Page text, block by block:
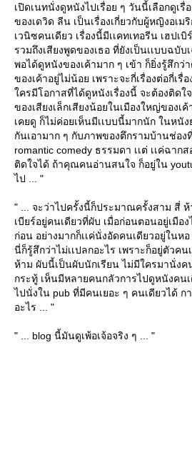
เปิดเนทนั่งดูหนังไปเรื่อย ๆ วันนี้เลือกดูเรื่
ของเดวิด ลีน เป็นเรื่องเกี่ยวกับผู้หญิงอเม
เวนิซคนเดียว เรื่องนี้มีเเคทเทอรีน เฮปเ
รวมถึงเสียงพูดของเธอ ที่ยังเป็นเเบบฉบั
พอได้ดูหนังของเค้ามาก ๆ เข้า ก็ยิ่งรู้สึกว่
ของเค้าอยู่ไม่น้อย เพราะจะกี่เรื่องต่อกี่เรื่
ครมีโอกาสที่ได้ดูหนังเรื่องนี้ จะต้องติดใจ
ของเสียงเล็กเสียงน้อยในเมืองใหญ่ของเค้
เคยดู ก็ไม่ค่อยเห็นมีเเบบนี้มากนัก ในหนั
กันเอามาก ๆ กับภาพของตึกรามบ้านช่อง
romantic comedy ธรรมดา เเต่ เเค่ฉากส
ติดใจได้ ถ้าคุณคนอ่านสนใจ ก็อยู่ใน
ไป ... "
" ... จะว่าไปครั้งนี้ก็ประมาณครั้งสาม สี่ ห้
เบียร์อยู่คนเดียวที่ผับ เมื่อก่อนตอนอยู่เมือ
ก่อน อย่างมากก็เเค่นั่งอัดคนเดียวอยู่ในห
นี่ก็รู้สึกว่าไม่เเปลกอะไร เพราะก็อยู่ตัวค
ห้าม ผับนี้เป็นผับนักเรียน ไม่มีใครมานั่งค
กระทู้ เห็นมีหลายคนกลัวการไปดูหนังคน
ไปนั่งใน pub ที่มีคนเยอะ ๆ คนเดียวได้ ก
อะไร ... "
" ... blog นี้มันดูเพ้อเจ้อจริง ๆ ... "